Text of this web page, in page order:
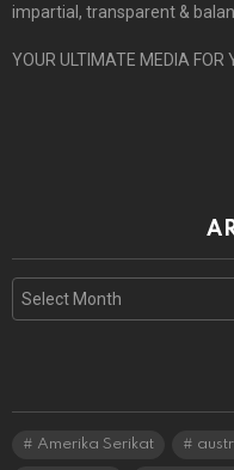
impartial, transparent &
YOUR ULTIMATE MEDIA FOR
Archives
Amerika Serikat